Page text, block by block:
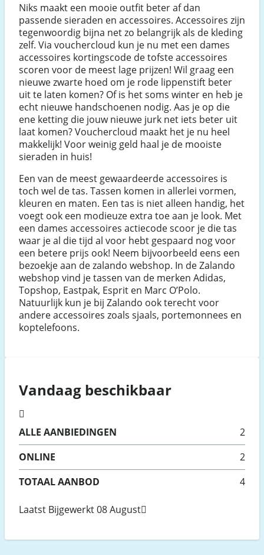
Niks maakt een mooie outfit beter af dan
passende sieraden en accessoires. Accessoires zijn
tegenwoordig bijna net zo belangrijk als de kleding
zelf. Via vouchercloud kun je nu met een dames
accessoires kortingscode de tofste accessoires
scoren voor de meest lage prijzen! Wil graag een
nieuwe zwarte hoed om je rode lippenstift beter
uit te laten komen? Of is het soms winter en heb je
echt nieuwe handschoenen nodig. Aas je op die
ene ketting die jouw nieuwe jurk net iets beter uit
laat komen? Vouchercloud maakt het je nu heel
makkelijk! Voor weinig geld haal je de mooiste
sieraden in huis!
Een van de meest gewaardeerde accessoires is
toch wel de tas. Tassen komen in allerlei vormen,
kleuren en maten. Een tas is niet alleen handig, het
voegt ook een modieuze extra toe aan je look. Met
een dames accessoires actiecode scoor je die tas
waar je al die tijd al voor hebt gespaard nog voor
een betere prijs ook! Neem bijvoorbeeld eens een
bezoekje aan de zalando webshop. In de Zalando
webshop vind je tassen van de merken Adidas,
Topshop, Eastpak, Esprit en Marc O’Polo.
Natuurlijk kun je bij Zalando ook terecht voor
andere accessoires zoals sjaals, portemonnees en
koptelefoons.
Vandaag beschikbaar
ALLE AANBIEDINGEN
2
ONLINE
2
TOTAAL AANBOD
4
Laatst Bijgewerkt 08 August